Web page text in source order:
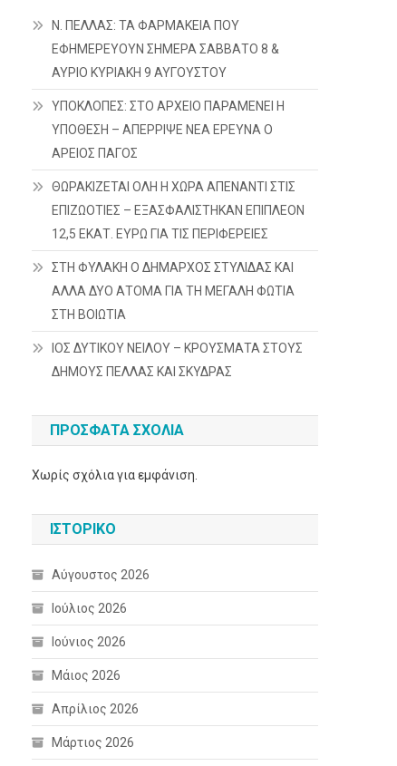
Ν. ΠΕΛΛΑΣ: ΤΑ ΦΑΡΜΑΚΕΙΑ ΠΟΥ
ΕΦΗΜΕΡΕΥΟΥΝ ΣΗΜΕΡΑ ΣΑΒΒΑΤΟ 8 &
ΑΥΡΙΟ ΚΥΡΙΑΚΗ 9 ΑΥΓΟΥΣΤΟΥ
ΥΠΟΚΛΟΠΕΣ: ΣΤΟ ΑΡΧΕΙΟ ΠΑΡΑΜΕΝΕΙ Η
ΥΠΟΘΕΣΗ – ΑΠΕΡΡΙΨΕ ΝΕΑ ΕΡΕΥΝΑ Ο
ΑΡΕΙΟΣ ΠΑΓΟΣ
ΘΩΡΑΚΙΖΕΤΑΙ ΟΛΗ Η ΧΩΡΑ ΑΠΕΝΑΝΤΙ ΣΤΙΣ
ΕΠΙΖΩΟΤΙΕΣ – ΕΞΑΣΦΑΛΙΣΤΗΚΑΝ ΕΠΙΠΛΕΟΝ
12,5 ΕΚΑΤ. ΕΥΡΩ ΓΙΑ ΤΙΣ ΠΕΡΙΦΕΡΕΙΕΣ
ΣΤΗ ΦΥΛΑΚΗ Ο ΔΗΜΑΡΧΟΣ ΣΤΥΛΙΔΑΣ ΚΑΙ
ΑΛΛΑ ΔΥΟ ΑΤΟΜΑ ΓΙΑ ΤΗ ΜΕΓΑΛΗ ΦΩΤΙΑ
ΣΤΗ ΒΟΙΩΤΙΑ
ΙΟΣ ΔΥΤΙΚΟΥ ΝΕΙΛΟΥ – ΚΡΟΥΣΜΑΤΑ ΣΤΟΥΣ
ΔΗΜΟΥΣ ΠΕΛΛΑΣ ΚΑΙ ΣΚΥΔΡΑΣ
ΠΡΌΣΦΑΤΑ ΣΧΌΛΙΑ
Χωρίς σχόλια για εμφάνιση.
ΙΣΤΟΡΙΚΌ
Αύγουστος 2026
Ιούλιος 2026
Ιούνιος 2026
Μάιος 2026
Απρίλιος 2026
Μάρτιος 2026